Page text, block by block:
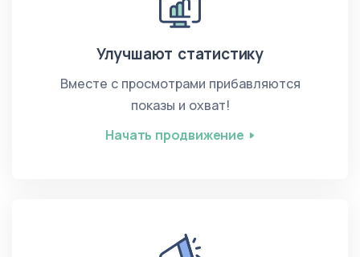
Улучшают статистику
Вместе с просмотрами прибавляются
показы и охват!
Начать продвижение